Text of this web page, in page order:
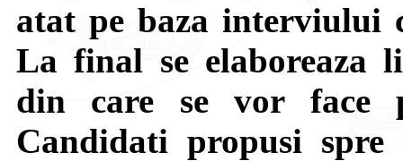
atat pe baza interviului
La final se elaboreaza
din care se vor face
Candidati propusi